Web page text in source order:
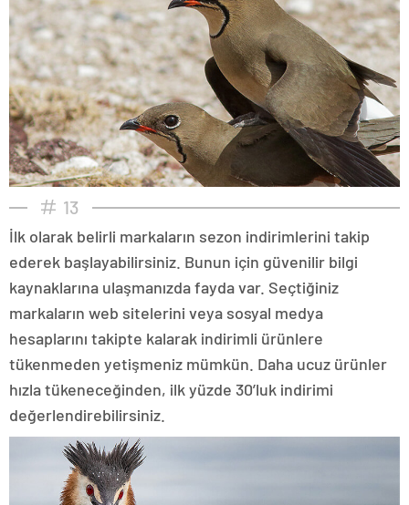
13
İlk olarak belirli markaların sezon indirimlerini takip
ederek başlayabilirsiniz. Bunun için güvenilir bilgi
kaynaklarına ulaşmanızda fayda var. Seçtiğiniz
markaların web sitelerini veya sosyal medya
hesaplarını takipte kalarak indirimli ürünlere
tükenmeden yetişmeniz mümkün. Daha ucuz ürünler
hızla tükeneceğinden, ilk yüzde 30’luk indirimi
değerlendirebilirsiniz.